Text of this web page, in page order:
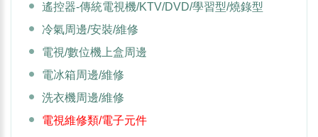
遙控器-傳統電視機/KTV/DVD/學習型/燒錄型
冷氣周邊/安裝/維修
電視/數位機上盒周邊
電冰箱周邊/維修
洗衣機周邊/維修
電視維修類/電子元件